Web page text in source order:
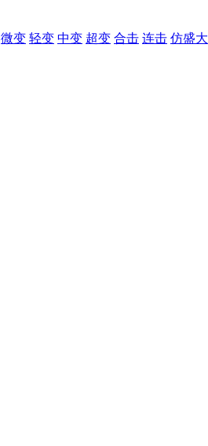
微变 轻变 中变 超变 合击 连击 仿盛大